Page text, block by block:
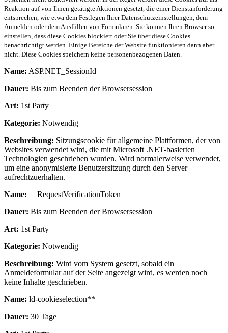
Reaktion auf von Ihnen getätigte Aktionen gesetzt, die einer Dienstanforderung
entsprechen, wie etwa dem Festlegen Ihrer Datenschutzeinstellungen, dem
Anmelden oder dem Ausfüllen von Formularen. Sie können Ihren Browser so
einstellen, dass diese Cookies blockiert oder Sie über diese Cookies
benachrichtigt werden. Einige Bereiche der Website funktionieren dann aber
nicht. Diese Cookies speichern keine personenbezogenen Daten.
Name: ASP.NET_SessionId
Dauer: Bis zum Beenden der Browsersession
Art: 1st Party
Kategorie: Notwendig
Beschreibung: Sitzungscookie für allgemeine Plattformen, der von
Websites verwendet wird, die mit Microsoft .NET-basierten
Technologien geschrieben wurden. Wird normalerweise verwendet,
um eine anonymisierte Benutzersitzung durch den Server
aufrechtzuerhalten.
Name: __RequestVerificationToken
Dauer: Bis zum Beenden der Browsersession
Art: 1st Party
Kategorie: Notwendig
Beschreibung: Wird vom System gesetzt, sobald ein
Anmeldeformular auf der Seite angezeigt wird, es werden noch
keine Inhalte geschrieben.
Name: ld-cookieselection**
Dauer: 30 Tage